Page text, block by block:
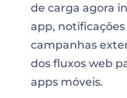
de carga agora
app,
campanhas
dos fluxos web
apps móveis.